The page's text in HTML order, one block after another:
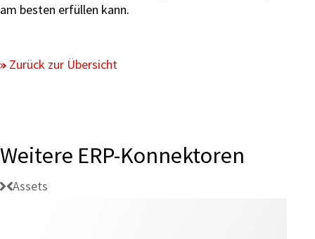
am besten erfüllen kann.
Zurück zur Übersicht
Weitere ERP-Konnektoren
Assets